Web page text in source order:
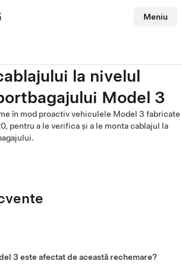
Meniu
la nivelul
Model 3
în mod proactiv vehiculele Model 3 fabricate
pentru a le verifica și a le monta cablajul la
3 este afectat de această rechemare?